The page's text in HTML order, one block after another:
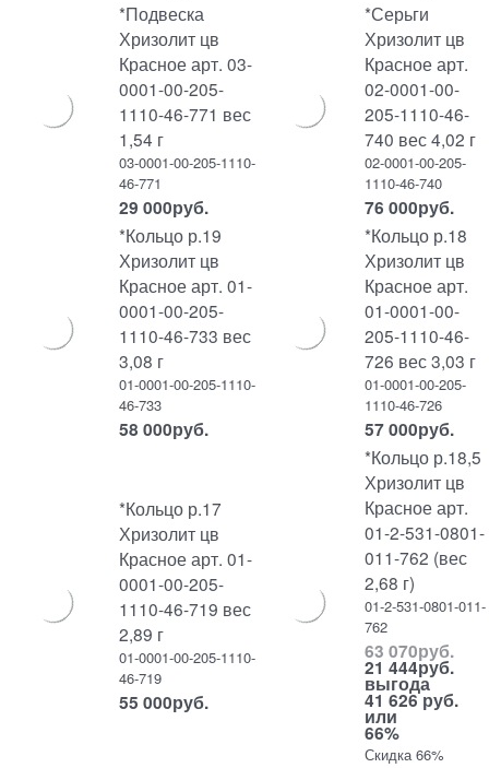
*Подвеска
Хризолит цв
Красное арт. 03-
0001-00-205-
1110-46-771 вес
1,54 г
03-0001-00-205-1110-
46-771
29 000руб.
*Серьги
Хризолит цв
Красное арт.
02-0001-00-
205-1110-46-
740 вес 4,02 г
02-0001-00-205-
1110-46-740
76 000руб.
*Кольцо р.19
Хризолит цв
Красное арт. 01-
0001-00-205-
1110-46-733 вес
3,08 г
01-0001-00-205-1110-
46-733
58 000руб.
*Кольцо р.18
Хризолит цв
Красное арт.
01-0001-00-
205-1110-46-
726 вес 3,03 г
01-0001-00-205-
1110-46-726
57 000руб.
*Кольцо р.17
Хризолит цв
Красное арт. 01-
0001-00-205-
1110-46-719 вес
2,89 г
01-0001-00-205-1110-
46-719
55 000руб.
*Кольцо р.18,5
Хризолит цв
Красное арт.
01-2-531-0801-
011-762 (вес
2,68 г)
01-2-531-0801-011-
762
63 070руб.
21 444руб.
выгода
41 626 руб.
или
66%
Скидка 66%